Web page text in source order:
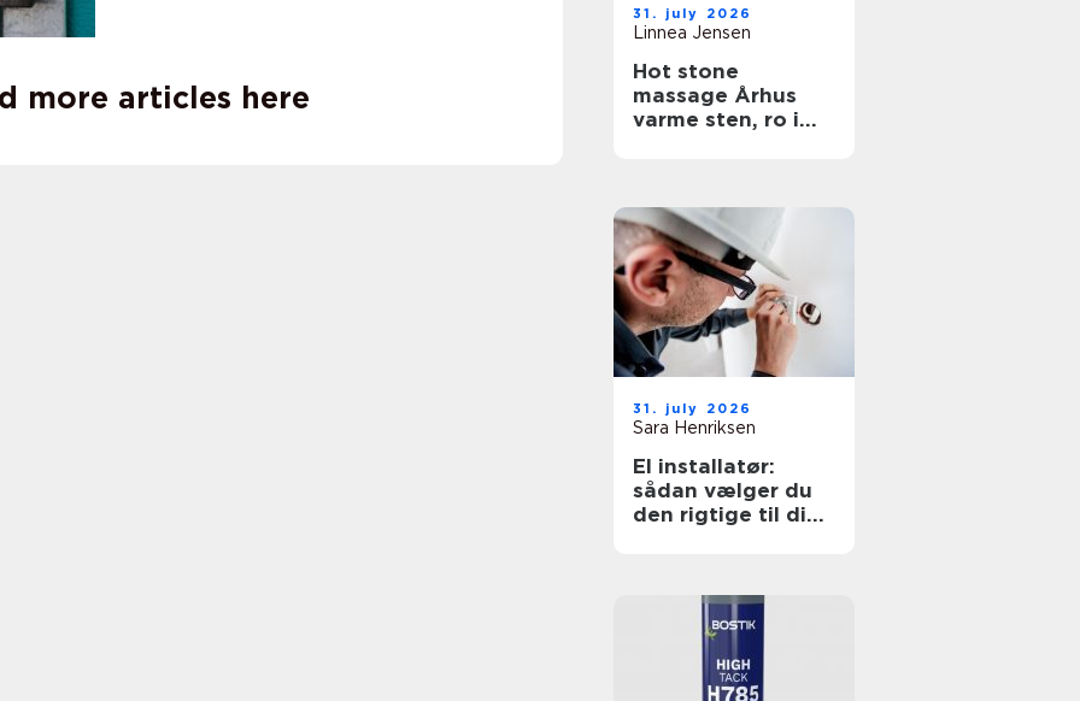
more articles here
31. july 2026
Linnea Jensen
Hot stone
massage Århus
varme sten, ro i
31. july 2026
Sara Henriksen
El installatør:
sådan vælger du
den rigtige til dine